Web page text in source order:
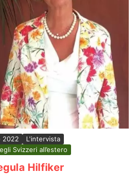
2022
L'intervista
Svizzeri all’estero
Hilfiker